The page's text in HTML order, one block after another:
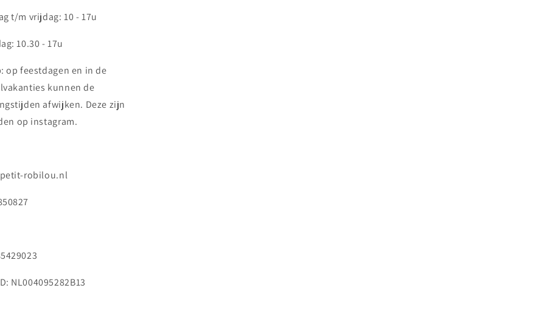
t/m vrijdag: 10 - 17u
10.30 - 17u
op feestdagen en in de
kunnen de
afwijken. Deze zijn
op instagram.
robilou.nl
NL004095282B13